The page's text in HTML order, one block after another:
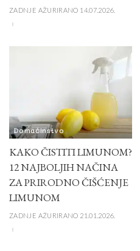
ZADNJE AŽURIRANO 14.07.2026.
Domaćinstvo
KAKO ČISTITI LIMUNOM?
12 NAJBOLJIH NAČINA
ZA PRIRODNO ČIŠĆENJE
LIMUNOM
ZADNJE AŽURIRANO 21.01.2026.